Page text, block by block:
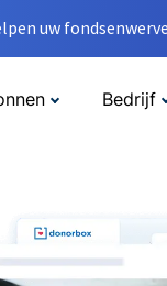
uw
Bedrijf